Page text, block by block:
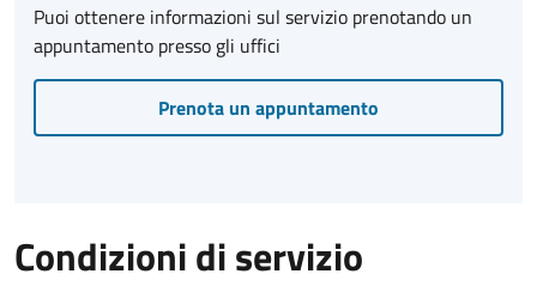
Puoi ottenere informazioni sul servizio prenotando un
appuntamento presso gli uffici
Prenota un appuntamento
Condizioni di servizio